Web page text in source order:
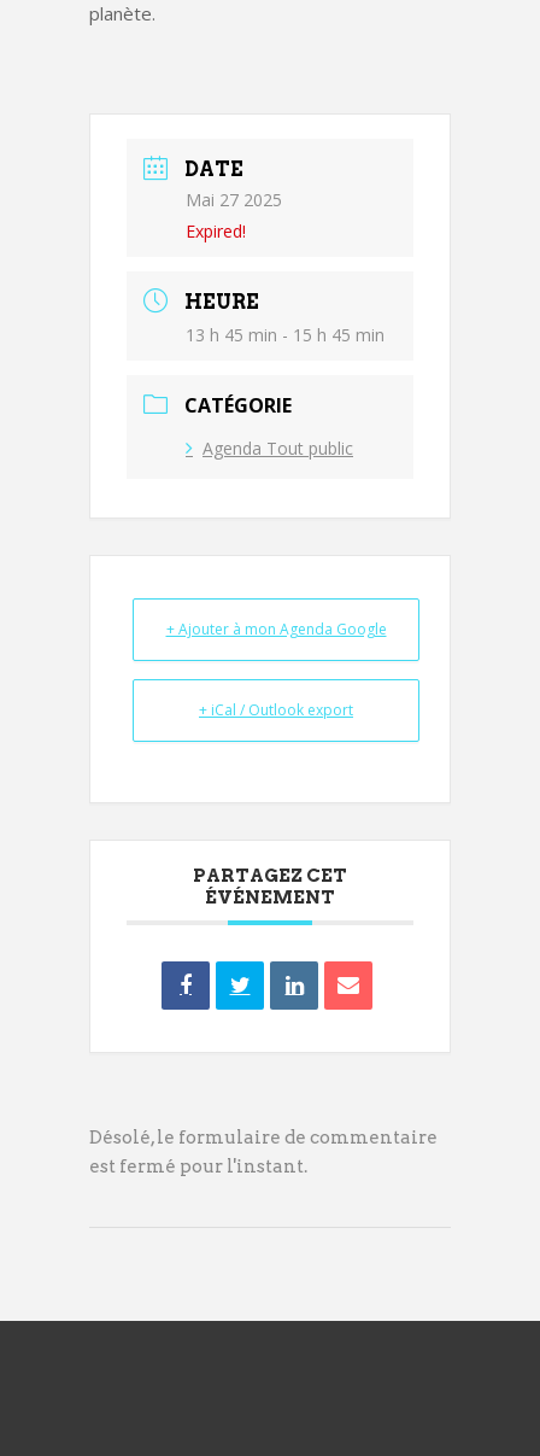
planète.
DATE
Mai 27 2025
Expired!
HEURE
13 h 45 min - 15 h 45 min
CATÉGORIE
Agenda Tout public
+ Ajouter à mon Agenda Google
+ iCal / Outlook export
PARTAGEZ CET
ÉVÉNEMENT
Désolé, le formulaire de commentaire
est fermé pour l'instant.